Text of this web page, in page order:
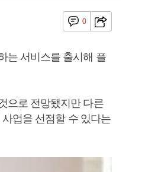
0
는 서비스를 출시해 플
으로 전망됐지만 다른
업을 선점할 수 있다는